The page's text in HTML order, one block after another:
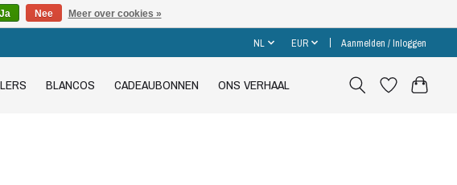
NL EUR Aanmelden / Inloggen
BLANCOS CADEAUBONNEN ONS VERHAAL
Ja Nee Meer over cookies »